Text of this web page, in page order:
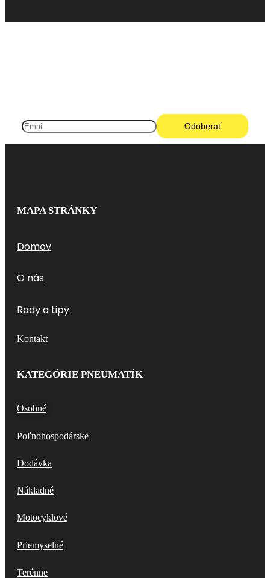
MAPA STRÁNKY
Domov
O nás
Rady a tipy
Kontakt
KATEGÓRIE PNEUMATÍK
Osobné
Poľnohospodárske
Dodávka
Nákladné
Motocyklové
Priemyselné
Terénne